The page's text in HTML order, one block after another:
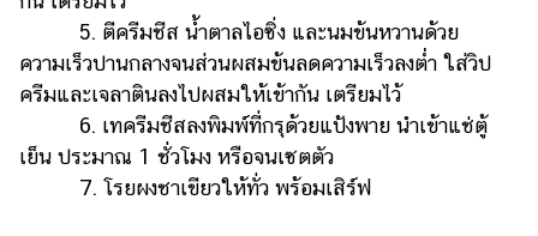
5. ตีครีมชีส น้ำตาลไอซิ่ง และนมข้นหวานด้วย
ความเร็วปานกลางจนส่วนผสมข้นลดความเร็วลงต่ำ ใส่วิป
ครีมและเจลาตินลงไปผสมให้เข้ากัน เตรียมไว้
6. เทครีมชีสลงพิมพ์ที่กรุด้วยแป้งพาย นำเข้าแช่ตู้
เย็น ประมาณ 1 ชั่วโมง หรือจนเซตตัว
7. โรยผงชาเขียวให้ทั่ว พร้อมเสิร์ฟ